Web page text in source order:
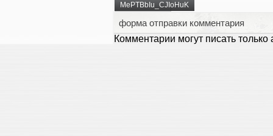
MePTBbIu_CJIoHuK
форма отправки комментария
Комментарии могут писать